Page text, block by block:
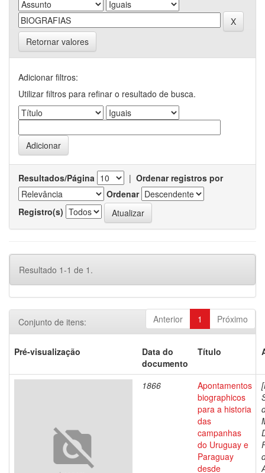
Retornar valores
Adicionar filtros:
Utilizar filtros para refinar o resultado de busca.
Resultados/Página | Ordenar registros por
Ordenar
Registro(s)
Resultado 1-1 de 1.
Anterior 1 Próximo
Conjunto de itens:
Pré-visualização
Data do
documento
Título
1866
Apontamentos
biographicos
para a historia
das
campanhas
do Uruguay e
Paraguay
desde